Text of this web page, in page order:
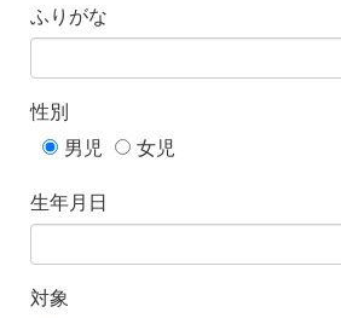
ふりがな
性別
男児
女児
生年月日
対象